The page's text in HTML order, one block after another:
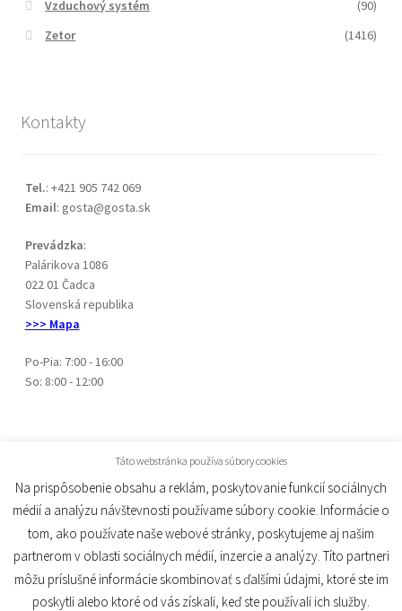
Vzduchový systém
(90)
Zetor
(1416)
Kontakty
Tel.: +421 905 742 069
Email: gosta@gosta.sk
Prevádzka:
Palárikova 1086
022 01 Čadca
Slovenská republika
>>> Mapa
Po-Pia: 7:00 - 16:00
So: 8:00 - 12:00
© Gosta 2026
Built with WooCommerce.
Táto webstránka používa súbory cookies
Na prispôsobenie obsahu a reklám, poskytovanie funkcií sociálnych
médií a analýzu návštevnosti používame súbory cookie. Informácie o
tom, ako používate naše webové stránky, poskytujeme aj našim
partnerom v oblasti sociálnych médií, inzercie a analýzy. Títo partneri
môžu príslušné informácie skombinovať s ďalšími údajmi, ktoré ste im
poskytli alebo ktoré od vás získali, keď ste používali ich služby.